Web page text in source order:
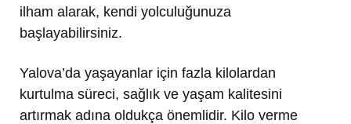
ilham alarak, kendi yolculuğunuza
başlayabilirsiniz.
Yalova’da yaşayanlar için fazla kilolardan
kurtulma süreci, sağlık ve yaşam kalitesini
artırmak adına oldukça önemlidir. Kilo verme